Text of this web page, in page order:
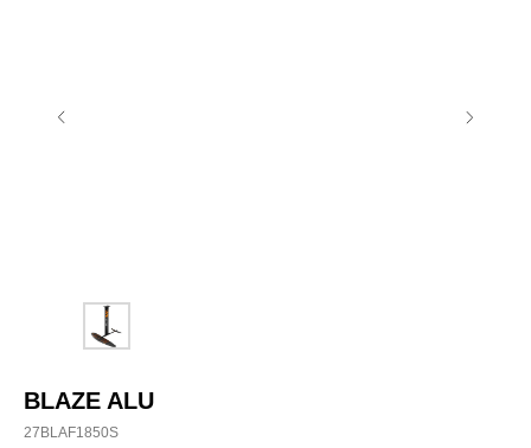
BLAZE ALU
27BLAF1850S